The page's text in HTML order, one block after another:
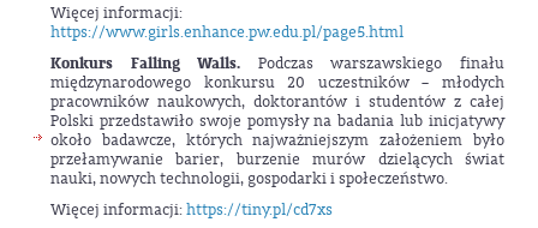
Więcej informacji:
https://www.girls.enhance.pw.edu.pl/page5.html
Konkurs Falling Walls. Podczas warszawskiego finału
międzynarodowego konkursu 20 uczestników – młodych
pracowników naukowych, doktorantów i studentów z całej
Polski przedstawiło swoje pomysły na badania lub inicjatywy
około badawcze, których najważniejszym założeniem było
przełamywanie barier, burzenie murów dzielących świat
nauki, nowych technologii, gospodarki i społeczeństwo.
Więcej informacji:https://tiny.pl/cd7xs